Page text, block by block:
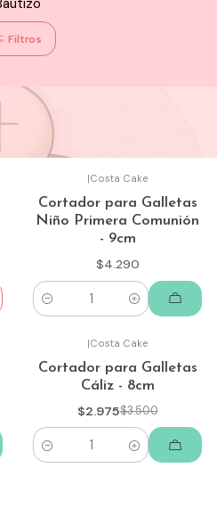
Filtros
|Costa Cake
Cortador para Galletas
Niño Primera Comunión
- 9cm
$4.290
Cantidad
-15%
|Costa Cake
Cortador para Galletas
Cáliz - 8cm
$2.975$3.500
Cantidad